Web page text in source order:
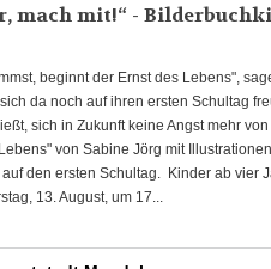
mach mit!“ -
beginnt der Ernst des Lebens",
da noch auf ihren ersten Schultag
sich in Zukunft keine Angst mehr
von Sabine Jörg mit
den ersten Schultag. Kinder ab vier
13. August, um 17...